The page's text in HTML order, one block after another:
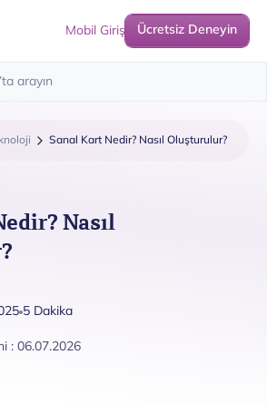
Mobil Giriş Ücretsiz Deneyin
Sanal Kart Nedir? Nasıl Oluşturulur?
Nasıl
5 Dakika
: 06.07.2026